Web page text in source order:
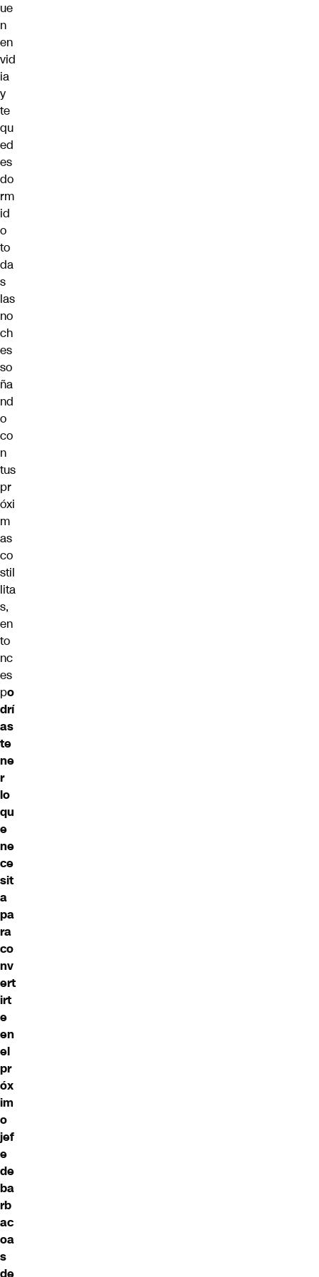
ue
n
en
vid
ia
y
te
qu
ed
es
do
rm
id
o
to
da
s
las
no
ch
es
so
ña
nd
o
co
n
tus
pr
óxi
m
as
co
stil
lita
s,
en
to
nc
es
po
drí
as
te
ne
r
lo
qu
e
ne
ce
sit
a
pa
ra
co
nv
ert
irt
e
en
el
pr
óx
im
o
jef
e
de
ba
rb
ac
oa
s
de